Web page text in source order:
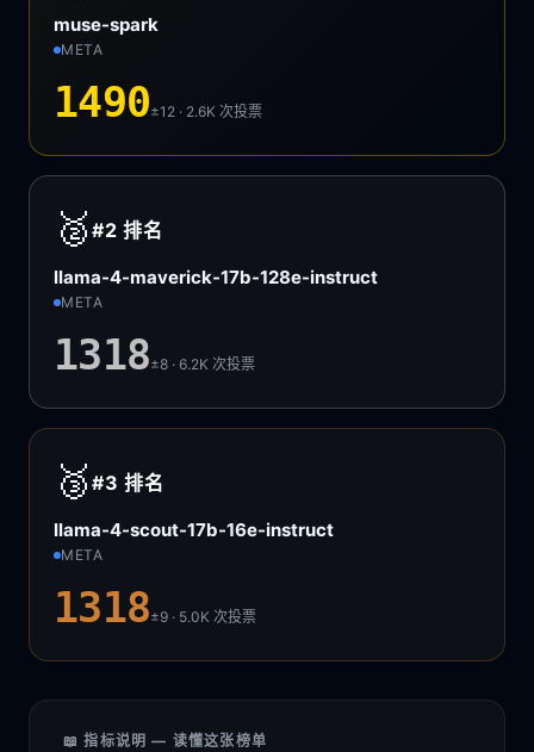
muse-spark
META
1490±12 · 2.6K次投票
🥈 #2排名
llama-4-maverick-17b-128e-instruct
META
1318±8 · 6.2K次投票
🥉 #3排名
llama-4-scout-17b-16e-instruct
META
1318±9 · 5.0K次投票
📖 指标说明 — 读懂这张榜单